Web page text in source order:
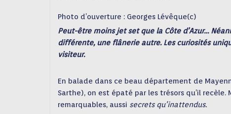
Photo d’ouverture : Georges Lévêque(c)
Peut-être moins jet set que la Côte d’Azur…
différente, une flânerie autre. Les curiosités
visiteur.
En balade dans ce beau département de
Sarthe), on est épaté par les trésors qu’il recèle.
remarquables, aussi secrets qu’inattendus.